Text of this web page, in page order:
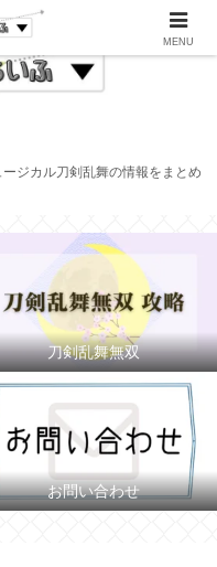
ジカル刀剣乱舞の情報をまとめ
刀剣乱舞無双
お問い合わせ
MENU